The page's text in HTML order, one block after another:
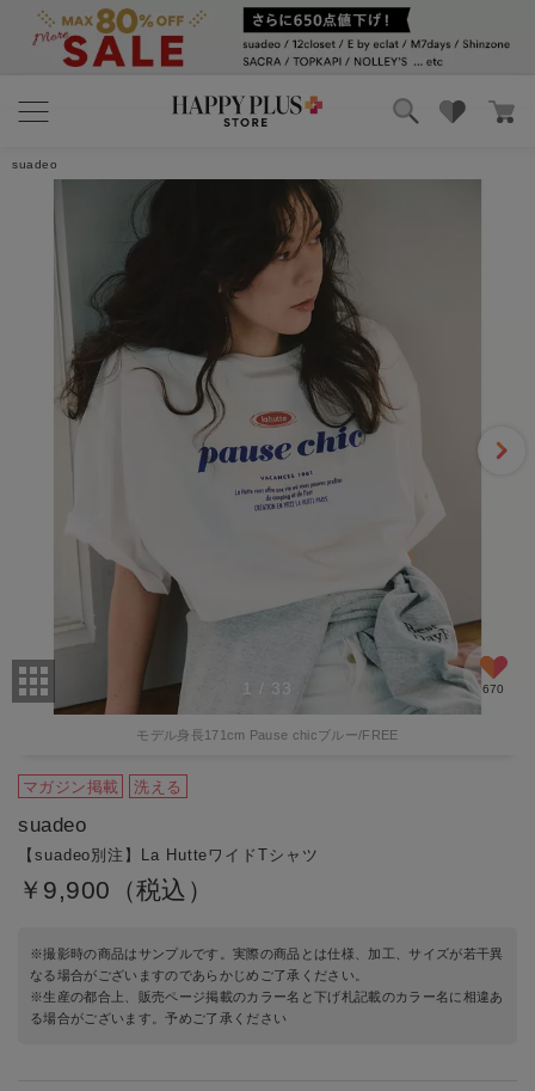
カテゴリ
特集
suadeo
マガジン掲載 洗える
/ 33 670
モデル身長171cm Pause chicブルー/FREE
suadeo
【suadeo別注】La HutteワイドTシャツ
￥9,900（税込）
※撮影時の商品はサンプルです。実際の商品とは仕様、加工、サイズが若干異
なる場合がございますのであらかじめご了承ください。
※生産の都合上、販売ページ掲載のカラー名と下げ札記載のカラー名に相違あ
る場合がございます。予めご了承ください